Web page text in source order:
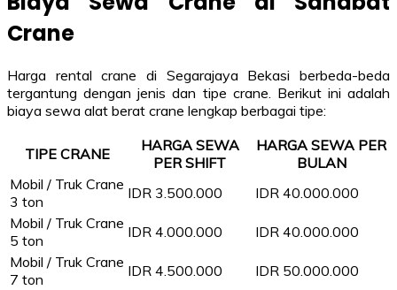
Crane
Harga rental crane di Segarajaya Bekasi berbeda-beda
tergantung dengan jenis dan tipe crane. Berikut ini adalah
biaya sewa alat berat crane lengkap berbagai tipe:
TIPE CRANE
HARGA SEWA
PER SHIFT
HARGA SEWA PER
BULAN
Mobil / Truk Crane
3 ton
IDR 3.500.000
IDR 40.000.000
Mobil / Truk Crane
5 ton
IDR 4.000.000
IDR 40.000.000
Mobil / Truk Crane
7 ton
IDR 4.500.000
IDR 50.000.000